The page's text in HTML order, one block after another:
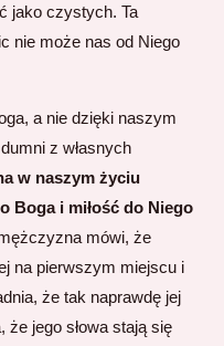
jako czystych. Ta
nie może nas od Niego
a nie dzięki naszym
z własnych
w naszym życiu
Boga i miłość do Niego
mówi, że
na pierwszym miejscu i
że tak naprawdę jej
jego słowa stają się